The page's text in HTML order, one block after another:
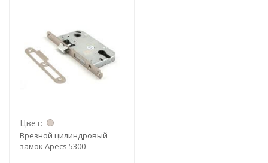
Цвет:
Врезной цилиндровый
замок Apecs 5300